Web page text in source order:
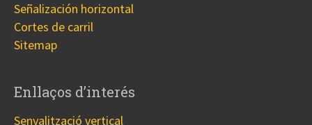
Señalización horizontal
Cortes de carril
Sitemap
Enllaços d’interés
Senyalització vertical